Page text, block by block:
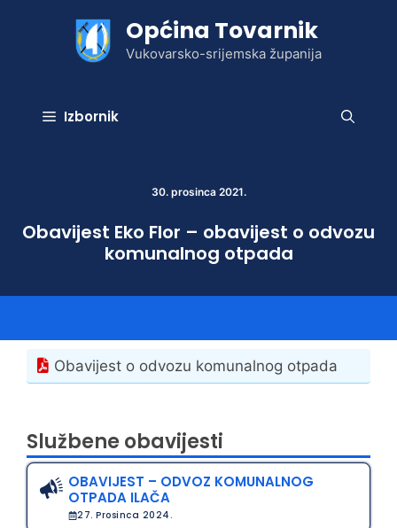
Općina Tovarnik
Vukovarsko-srijemska županija
Izbornik
30. prosinca 2021.
Obavijest Eko Flor – obavijest o odvozu
komunalnog otpada
Obavijest o odvozu komunalnog otpada
Službene obavijesti
OBAVIJEST – ODVOZ KOMUNALNOG
OTPADA ILAČA
27. Prosinca 2024.